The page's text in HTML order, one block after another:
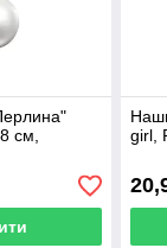
см,
girl,